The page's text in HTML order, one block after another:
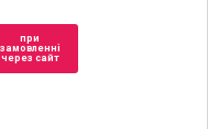
при
замовленні
через сайт